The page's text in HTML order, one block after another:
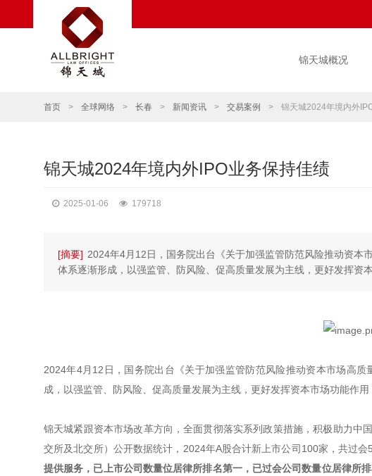
锦天城概况
首页 > 全球网络 > 长春 > 新闻资讯 > 交易案例 > 锦天城2024年境内外
锦天城2024年境内外IPO业务保持佳绩
2025-01-06 179718
[摘要] 2024年4月12日，国务院出台《关于加强监管防范风险推动资本
体系逐渐形成，以强监管、防风险、促高质量发展为主线，更好发挥资
2024年4月12日，国务院出台《关于加强监管防范风险推动资本市场高质
成，以强监管、防风险、促高质量发展为主线，更好发挥资本市场功能作
锦天城紧跟资本市场改革方向，全面贯彻落实系列政策措施，积极助力中
交所及北交所）公开数据统计，2024年A股合计新上市公司100家，共过会
提供服务，已上市公司数量位居律所排名第一，已过会公司数量位居律所